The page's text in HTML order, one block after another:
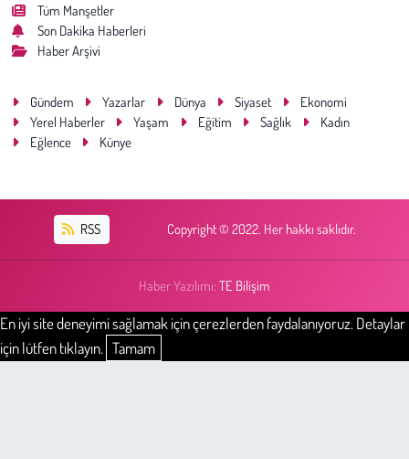
Tüm Manşetler
Son Dakika Haberleri
Haber Arşivi
Gündem Yazarlar Dünya Siyaset
Ekonomi
Yerel Haberler
Yaşam Eğitim Sağlık
Kadın
Eğlence
Künye
RSS Copyright © 2022. Her hakkı saklıdır.
Haber Yazılımı: TE Bilişim
En iyi site deneyimi sağlamak için çerezlerden faydalanıyoruz. Detaylar
için lütfen tıklayın. Tamam